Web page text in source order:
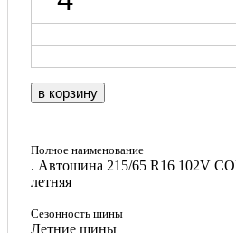
в корзину
Полное наименование
. Автошина 215/65 R16 102V
летняя
Сезонность шины
Летние шины